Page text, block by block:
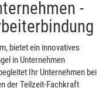
-
bietet ein innovatives
in Unternehmen
Ihr Unternehmen bei
der Teilzeit-Fachkraft